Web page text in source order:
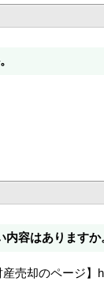
容はありますか
売却のページ